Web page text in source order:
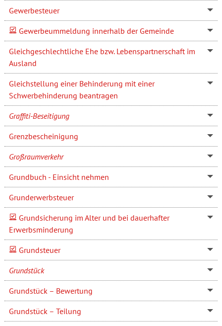
Gewerbesteuer
Gewerbeummeldung innerhalb der Gemeinde
Gleichgeschlechtliche Ehe bzw. Lebenspartnerschaft im
Ausland
Gleichstellung einer Behinderung mit einer
Schwerbehinderung beantragen
Graffiti-Beseitigung
Grenzbescheinigung
Großraumverkehr
Grundbuch - Einsicht nehmen
Grunderwerbsteuer
Grundsicherung im Alter und bei dauerhafter
Erwerbsminderung
Grundsteuer
Grundstück
Grundstück – Bewertung
Grundstück – Teilung